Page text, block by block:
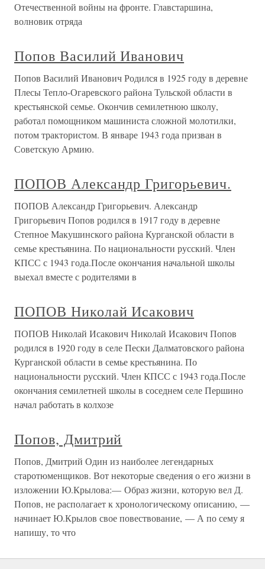
Отечественной войны на фронте. Главстаршина,
волновик отряда
Попов Василий Иванович
Попов Василий Иванович Родился в 1925 году в деревне
Плесы Тепло-Огаревского района Тульской области в
крестьянской семье. Окончив семилетнюю школу,
работал помощником машиниста сложной молотилки,
потом трактористом. В январе 1943 года призван в
Советскую Армию.
ПОПОВ Александр Григорьевич.
ПОПОВ Александр Григорьевич. Александр
Григорьевич Попов родился в 1917 году в деревне
Степное Макушинского района Курганской области в
семье крестьянина. По национальности русский. Член
КПСС с 1943 года.После окончания начальной школы
выехал вместе с родителями в
ПОПОВ Николай Исакович
ПОПОВ Николай Исакович Николай Исакович Попов
родился в 1920 году в селе Пески Далматовского района
Курганской области в семье крестьянина. По
национальности русский. Член КПСС с 1943 года.После
окончания семилетней школы в соседнем селе Першино
начал работать в колхозе
Попов, Дмитрий
Попов, Дмитрий Один из наиболее легендарных
старотюменщиков. Вот некоторые сведения о его жизни в
изложении Ю.Крылова:— Образ жизни, которую вел Д.
Попов, не располагает к хронологическому описанию, —
начинает Ю.Крылов свое повествование, — А по сему я
напишу, то что